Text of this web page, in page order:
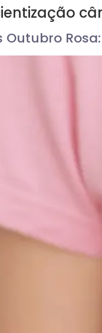
Outubro